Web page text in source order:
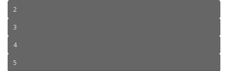
2
3
4
5